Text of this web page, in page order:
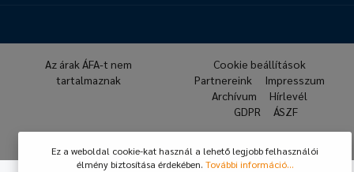
Az árak ÁFA-t nem
tartalmaznak
Cookie beállítások
Partnereink
Impresszum
Archívum
Hírlevél
GDPR
ÁSZF
Ez a weboldal cookie-kat használ a lehető legjobb felhasználói
élmény biztosítása érdekében. További információ...